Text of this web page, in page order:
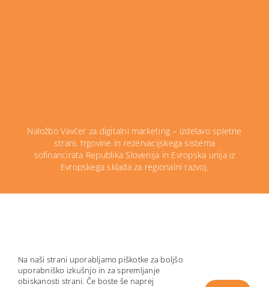
Naložbo Vavčer za digitalni marketing – izdelavo spletne
strani, trgovine in rezervacijskega sistema
sofinancirata Republika Slovenija in Evropska unija iz
Evropskega sklada za regionalni razvoj.
© 2026 | Izdelava:IT Melona
Na naši strani uporabljamo piškotke za boljšo
uporabniško izkušnjo in za spremljanje
obiskanosti strani. Če boste še naprej